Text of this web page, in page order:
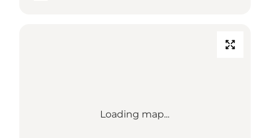
Loading map...